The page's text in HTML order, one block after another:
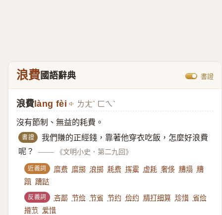
浪費國語辭典 書證
浪費 làng fèi ㄌㄤˋ ㄈㄟˋ
沒有節制、無益的耗費。
書證
我們賺的正經錢，靠著他穿衣吃飯，怎麼好浪費
呢？
—— 《文明小史．第二九回》
近義詞 糜费 糜掷 浪掷 耗费 挥霍 虚耗 奢侈 糟塌 糟
蹋 蹧跶
反義詞 吝鄙 节俭 节省 节约 俭约 精打细算 珍惜 省俭
撙节 爱惜